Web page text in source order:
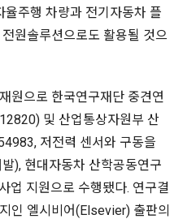
주행 차량과 전기자동차 플
원솔루션으로도 활용될 것으
원으로 한국연구재단 중견연
및 산업통상자원부 산
저전력 센서와 구동을
), 현대자동차 산학공동연구
업 지원으로 수행됐다. 연구결
인 엘시비어(Elsevier) 출판의